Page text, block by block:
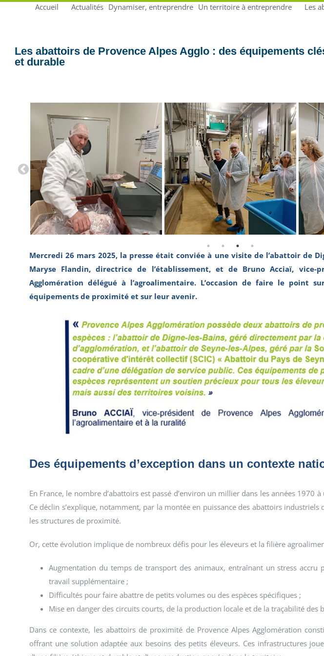
Accueil Actualités Dynamiser, entreprendre Un territoire à entreprendre Les
Les abattoirs de Provence Alpes Agglo : des équipements
et durable
Mercredi 26 mars 2025, la presse était conviée à une visite de l’abattoir de
Maryse Flandin, directrice de l’établissement, et de Bruno Acciaï, vice-
Agglomération délégué à l’agroalimentaire. L’occasion de faire le point
équipements de proximité et sur leur avenir.
Des équipements d’exception dans un contexte
En France, le nombre d’abattoirs est passé d’environ un millier dans les années 1970
Ce déclin s’explique, notamment, par la montée en puissance des abattoirs
les structures de proximité.
Or, cette évolution implique de nombreux défis pour les éleveurs et la filière
Augmentation du temps de transport des animaux, entraînant un stress accru
travail supplémentaire ;
Difficultés pour faire abattre de petits volumes ou des espèces spécifiques ;
Mise en danger des circuits courts, de la production locale et de la traçabilité des
Dans ce contexte, les abattoirs de proximité de Provence Alpes Agglomération
offrant une solution adaptée aux besoins des petits éleveurs. Ces infrastructures